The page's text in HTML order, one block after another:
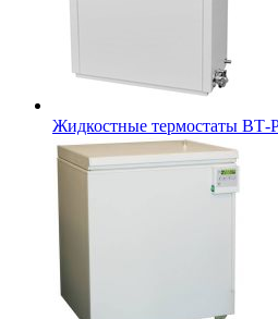
Жидкостные термостаты ВТ-